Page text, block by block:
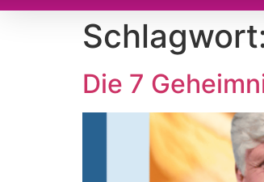
Die 7